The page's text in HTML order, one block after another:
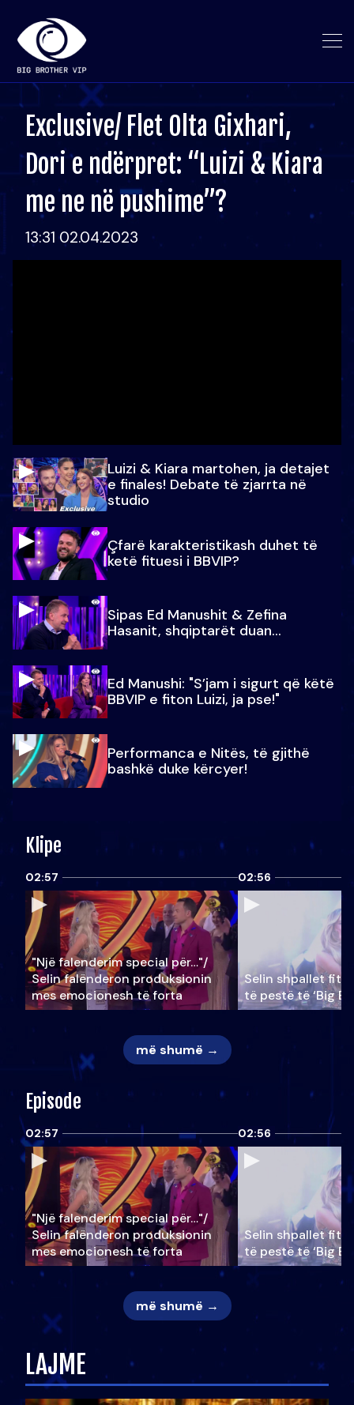
Exclusive/ Flet Olta Gixhari,
Dori e ndërpret: “Luizi & Kiara
me ne në pushime”?
13:31 02.04.2023
Luizi & Kiara martohen, ja detajet
e finales! Debate të zjarrta në
studio
Çfarë karakteristikash duhet të
ketë fituesi i BBVIP?
Sipas Ed Manushit & Zefina
Hasanit, shqiptarët duan...
Ed Manushi: "S’jam i sigurt që këtë
BBVIP e fiton Luizi, ja pse!"
Performanca e Nitës, të gjithë
bashkë duke kërcyer!
Klipe
02:57
"Një falenderim special për…"/
Selin falënderon produksionin
mes emocionesh të forta
02:56
Selin shpallet
të pestë të ‘Big
më shumë →
Episode
02:57
"Një falenderim special për…"/
Selin falënderon produksionin
mes emocionesh të forta
02:56
Selin shpallet
të pestë të ‘Big
më shumë →
LAJME